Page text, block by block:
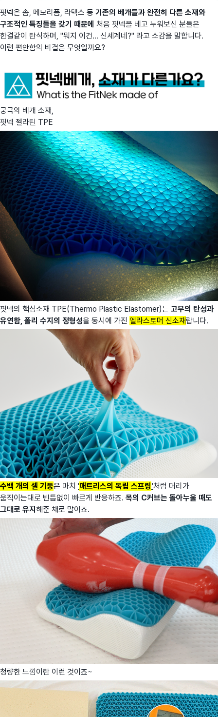
핏넥은 솜, 메모리폼, 라텍스 등 기존의 베개들과 완전히 다른 소재와
구조적인 특징들을 갖기 때문에 처음 핏넥을 베고 누워보신 분들은
한결같이 탄식하며, "뭐지 이건... 신세계네?" 라고 소감을 말합니다.
이런 편안함의 비결은 무엇일까요?
궁극의 베개 소재,
핏넥 젤라틴 TPE
핏넥의 핵심소재 TPE(Thermo Plastic Elastomer)는 고무의 탄성과
유연함, 폴리 수지의 정형성을 동시에 가진 엘라스토머 신소재랍니다.
수백 개의 셀 기둥은 마치 '매트리스의 독립 스프링'처럼 머리가
움직이는대로 빈틈없이 빠르게 반응하죠. 목의 C커브는 돌아누울 때도
그대로 유지 해준 채로 말이죠.
청량한 느낌이란 이런 것이죠~